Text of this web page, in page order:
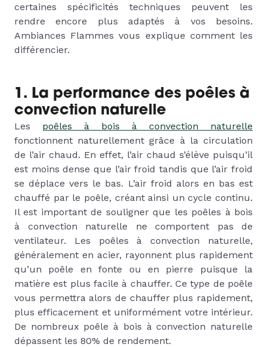
certaines spécificités techniques peuvent les
rendre encore plus adaptés à vos besoins.
Ambiances Flammes vous explique comment les
différencier.
1. La performance des poêles à
convection naturelle
Les poêles à bois à convection naturelle
fonctionnent naturellement grâce à la circulation
de l’air chaud. En effet, l’air chaud s’élève puisqu’il
est moins dense que l’air froid tandis que l’air froid
se déplace vers le bas. L’air froid alors en bas est
chauffé par le poêle, créant ainsi un cycle continu.
Il est important de souligner que les poêles à bois
à convection naturelle ne comportent pas de
ventilateur. Les poêles à convection naturelle,
généralement en acier, rayonnent plus rapidement
qu’un poêle en fonte ou en pierre puisque la
matière est plus facile à chauffer. Ce type de poêle
vous permettra alors de chauffer plus rapidement,
plus efficacement et uniformément votre intérieur.
De nombreux poêle à bois à convection naturelle
dépassent les 80% de rendement.